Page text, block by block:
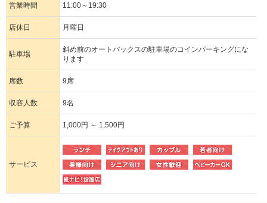
営業時間 11:00～19:30
店休日 月曜日
駐車場
斜め前のオートバックスの駐車場のコインパーキングにな
ります
席数 9席
収容人数 9名
ご予算 1,000円 ～ 1,500円
サービス